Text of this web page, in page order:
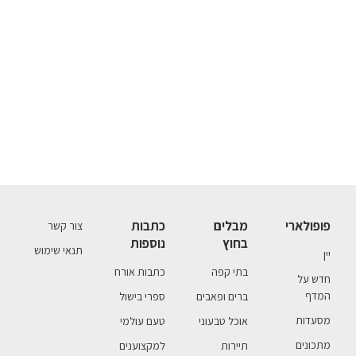
פופולארי
יין
חדש על
המדף
מסעדות
מתכונים
מבלים
בחוץ
בתי קפה
ברים ופאבים
אוכל טבעוני
תיירות
כתבות
נוספות
כתבות אורח
ספרי בישול
טעם עולמי
למקצוענים
צור קשר
תנאי שימוש